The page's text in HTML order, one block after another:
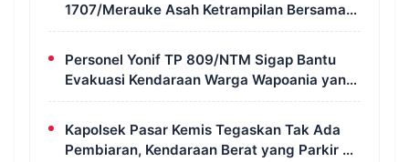
1707/Merauke Asah Ketrampilan Bersama
Petugas Damkar
Personel Yonif TP 809/NTM Sigap Bantu
Evakuasi Kendaraan Warga Wapoania yang
Terperosok ke Jurang
Kapolsek Pasar Kemis Tegaskan Tak Ada
Pembiaran, Kendaraan Berat yang Parkir di